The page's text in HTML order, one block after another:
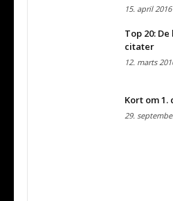
15. april 2016
Top 20:
citater
12. marts
Kort om
29.